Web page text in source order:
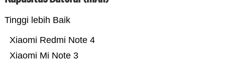
Tinggi lebih Baik
Xiaomi Mi Note 3
Xiaomi Redmi Note 4